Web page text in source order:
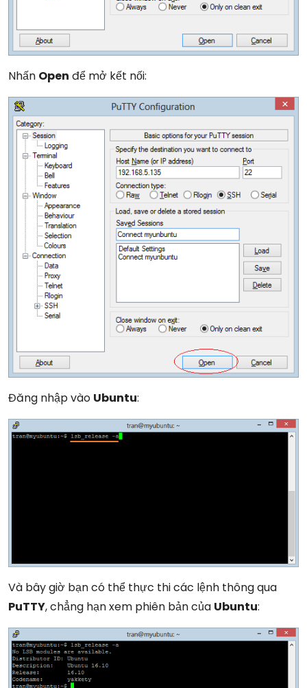
Nhấn Open để mở kết nối:
Đăng nhập vào Ubuntu:
Và bây giờ bạn có thể thực thi các lệnh thông qua
PuTTY, chẳng hạn xem phiên bản của Ubuntu: